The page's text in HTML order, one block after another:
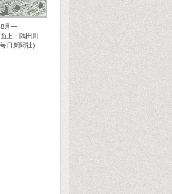
8月―
上・隅田川
日新聞社）